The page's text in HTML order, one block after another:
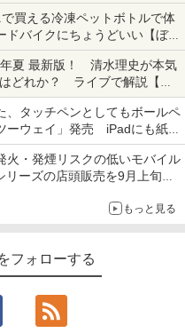
買える冷凍ペットボトルで体
バイクにちょうどいい【ぼっ
た時間でなにしてる？】
年夏 最新版！ 清水理史が本気
どれか？ ライブで解説【清
ル】
、タッチペンとしてもボールペ
ーウェイ」発売 iPadにも紙に
火・発煙リスクの低いモバイル
ーズの店頭販売を9月上旬に
もっと見る
フォローする